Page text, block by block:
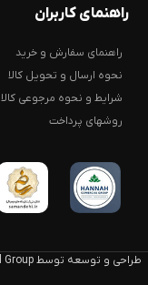
راهنمای کاربران
راهنمای سفارش و خرید
نحوه ارسال و تحویل کالا
شرایط و نحوه مرجوعی کالا
روشهای پرداخت